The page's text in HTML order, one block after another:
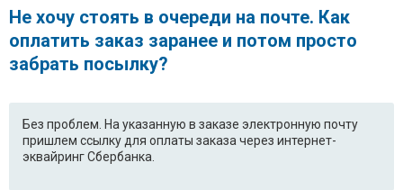
Не хочу стоять в очереди на почте. Как
оплатить заказ заранее и потом просто
забрать посылку?
Без проблем. На указанную в заказе электронную почту
пришлем ссылку для оплаты заказа через интернет-
эквайринг Сбербанка.